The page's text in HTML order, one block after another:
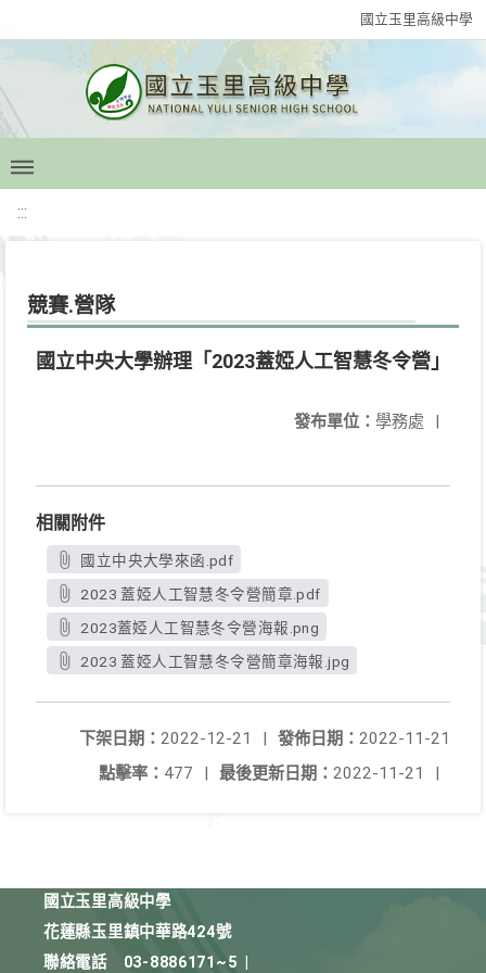
國立玉里高級中學
:::
競賽.營隊
國立中央大學辦理「2023蓋婭人工智慧冬令營」
發布單位： 學務處 |
相關附件
國立中央大學來函.pdf
2023 蓋婭人工智慧冬令營簡章.pdf
2023蓋婭人工智慧冬令營海報.png
2023 蓋婭人工智慧冬令營簡章海報.jpg
發佈日期： 2022-11-21
下架日期： 2022-12-21
|
最後更新日期： 2022-11-21 |
點擊率： 477 |
國立玉里高級中學
花蓮縣玉里鎮中華路424號
聯絡電話
03-8886171~5